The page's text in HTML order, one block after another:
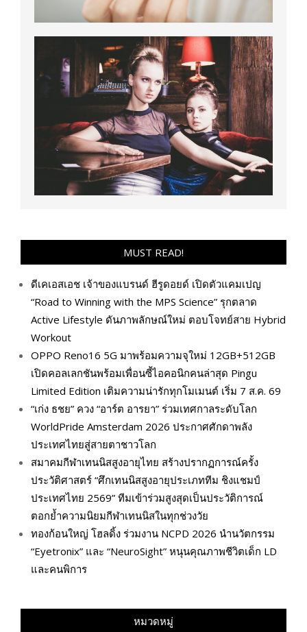
MUST READ!
ดีเคเอสเอช เจ้าของแบรนด์ ฮีรูดอยด์ เปิดตัวแคมเปญ
“Road to Winning with the MPS Science” รุกตลาด
Active Lifestyle ดันภาพลักษณ์ใหม่ ตอบโจทย์สาย Hybrid
Workout
OPPO Reno16 5G มาพร้อมความจุใหม่ 12GB+512GB
เปิดคอลเลกชันพร้อมเพื่อนซี้ไอคอนิกคนล่าสุด Pingu
Limited Edition เติมความน่ารักทุกโมเมนต์ เริ่ม 7 ส.ค. 69
“เก่ง ธชย” ควง “อาร์ต อารยา” ร่วมเทศกาลระดับโลก
WorldPride Amsterdam 2026 ประกาศศักดาพลัง
ประเทศไทยสู่สายตาชาวโลก
สมาคมกีฬาเทนนิสสูงอายุไทย สร้างปรากฏการณ์ครั้ง
ประวัติศาสตร์ “ศึกเทนนิสสูงอายุประเภททีม ชิงแชมป์
ประเทศไทย 2569” ทีมเข้าร่วมสูงสุดเป็นประวัติการณ์
ตอกย้ำความนิยมกีฬาเทนนิสในทุกช่วงวัย
ทองก้อนใหญ่ โฮลดิ้ง ร่วมงาน NCPD 2026 นำนวัตกรรม
“Eyetronix” และ “NeuroSight” หนุนคุณภาพชีวิตเด็ก LD
และคนพิการ
หมวดหมู่